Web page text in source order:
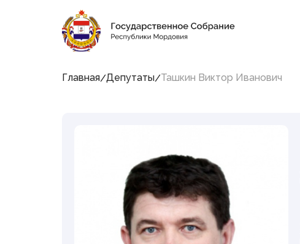
9:26:12
8 августа 2026, Суббота
Председатель
Заместители Председателя
Комитеты и комиссии
Главная Депутаты Ташкин Виктор Иванович